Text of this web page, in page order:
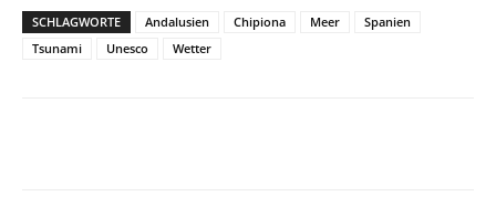
SCHLAGWORTE Andalusien Chipiona Meer
Spanien
Tsunami
Unesco Wetter